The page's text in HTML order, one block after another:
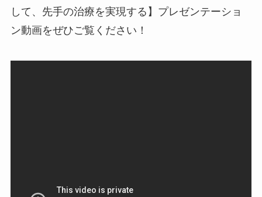
して、先手の治療を実現する】プレゼンテーショ
ン動画をぜひご覧ください！